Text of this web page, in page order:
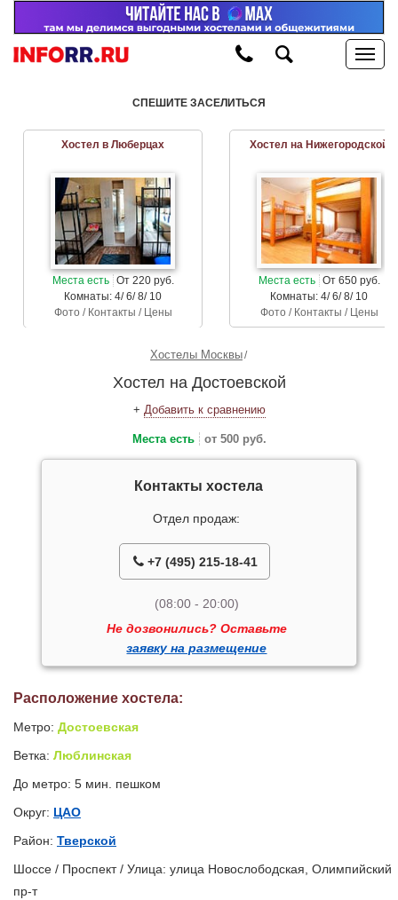
СПЕШИТЕ ЗАСЕЛИТЬСЯ
Хостел в Люберцах
Места есть От 220 руб.
Комнаты: 4/ 6/ 8/ 10
Фото / Контакты / Цены
Хостел на Нижегородской
Места есть От 650 руб.
Комнаты: 4/ 6/ 8/ 10
Фото / Контакты / Цены
Хостелы Москвы
Хостел на Достоевской
+ Добавить к сравнению
Места есть от 500 руб.
Контакты хостела
Отдел продаж:
+7 (495) 215-18-41
(08:00 - 20:00)
Не дозвонились? Оставьте
заявку на размещение
Расположение хостела:
Метро: Достоевская
Ветка: Люблинская
До метро: 5 мин. пешком
Округ: ЦАО
Район: Тверской
Шоссе / Проспект / Улица: улица Новослободская, Олимпийский
пр-т